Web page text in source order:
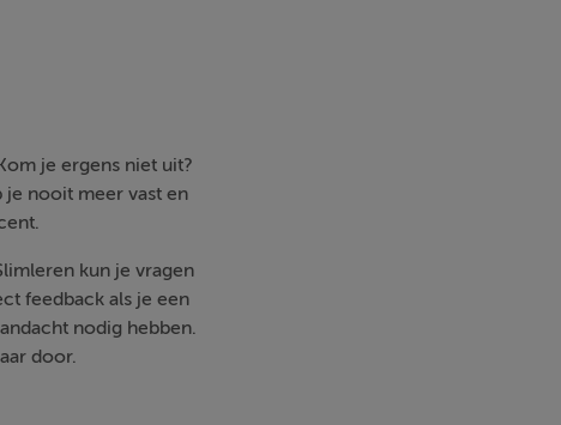
je ergens niet uit?
je nooit meer vast en
kun je vragen
feedback als je een
nodig hebben.
door.